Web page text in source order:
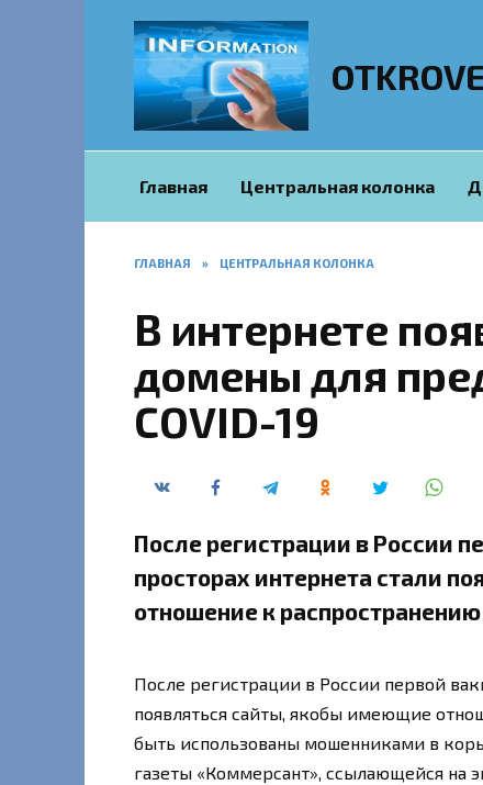
Главная Центральная колонка
ГЛАВНАЯ » ЦЕНТРАЛЬНАЯ КОЛОНКА
В интернете
домены для
COVID-19
После регистрации в России
просторах интернета стали
отношение к
После регистрации в России первой
появляться сайты, якобы имеющие
быть использованы мошенниками в
газеты «Коммерсант», ссылающейся на